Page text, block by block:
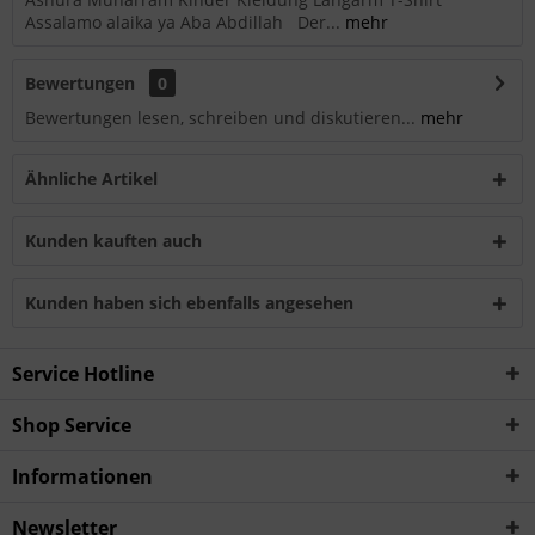
Assalamo alaika ya Aba Abdillah Der... mehr
Bewertungen
0
Bewertungen lesen, schreiben und diskutieren... mehr
Ähnliche Artikel
Kunden kauften auch
Kunden haben sich ebenfalls angesehen
Service Hotline
Shop Service
Informationen
Newsletter